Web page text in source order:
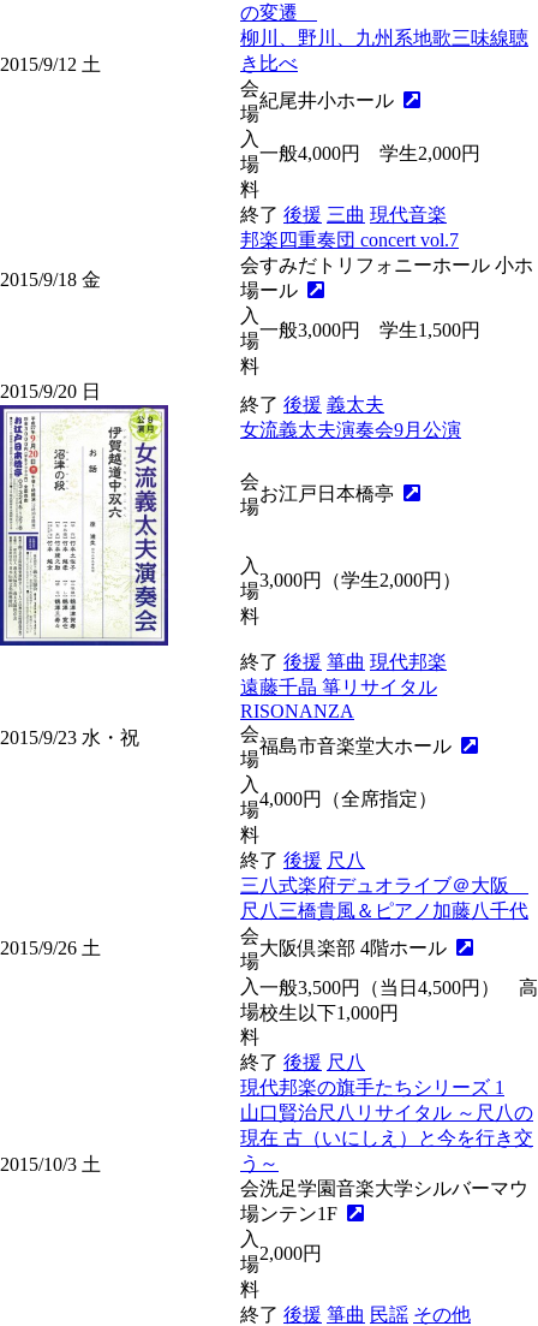
2015/9/12 土
の変遷
柳川、野川、九州系地歌三味線聴
き比べ
会
場
紀尾井小ホール
入
場
料
一般4,000円 学生2,000円
2015/9/18 金
終了 後援 三曲 現代音楽
邦楽四重奏団 concert vol.7
会
場
すみだトリフォニーホール 小ホ
ール
入
場
料
一般3,000円 学生1,500円
2015/9/20 日
終了 後援 義太夫
女流義太夫演奏会9月公演
会
場
お江戸日本橋亭
入
場
料
3,000円（学生2,000円）
2015/9/23 水・祝
終了 後援 箏曲 現代邦楽
遠藤千晶 箏リサイタル
RISONANZA
会
場
福島市音楽堂大ホール
入
場
料
4,000円（全席指定）
2015/9/26 土
終了 後援 尺八
三八式楽府デュオライブ＠大阪
尺八三橋貴風＆ピアノ加藤八千代
会
場
大阪倶楽部 4階ホール
入
場
料
一般3,500円（当日4,500円） 高
校生以下1,000円
2015/10/3 土
終了 後援 尺八
現代邦楽の旗手たちシリーズ 1
山口賢治尺八リサイタル ～尺八の
現在 古（いにしえ）と今を行き交
う～
会
場
洗足学園音楽大学シルバーマウ
ンテン1F
入
場
料
2,000円
終了 後援 箏曲 民謡 その他